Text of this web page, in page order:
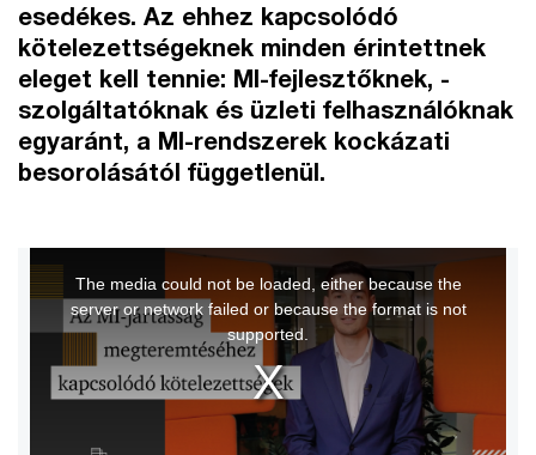
esedékes. Az ehhez kapcsolódó
kötelezettségeknek minden érintettnek
eleget kell tennie: MI-fejlesztőknek, -
szolgáltatóknak és üzleti felhasználóknak
egyaránt, a MI-rendszerek kockázati
besorolásától függetlenül.
This
is
modal
window.
The media could not be loaded, either because the
server or network failed or because the format is not
supported.